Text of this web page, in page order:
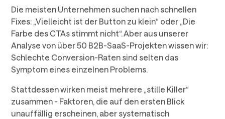
Die meisten Unternehmen suchen nach schnellen
Fixes: „Vielleicht ist der Button zu klein“ oder „Die
Farbe des CTAs stimmt nicht“. Aber aus unserer
Analyse von über 50 B2B-SaaS-Projekten wissen wir:
Schlechte Conversion-Raten sind selten das
Symptom eines einzelnen Problems.
Stattdessen wirken meist mehrere „stille Killer“
zusammen - Faktoren, die auf den ersten Blick
unauffällig erscheinen, aber systematisch